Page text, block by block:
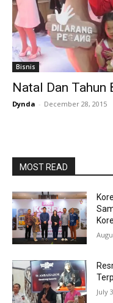
Bisnis
Natal Dan Tahun
Dynda - December 28, 2015
MOST READ
July